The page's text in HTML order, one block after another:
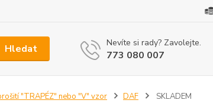
Hledat Nevíte si rady? Zavolejte.
773 080 007
"TRAPÉZ" nebo "V" vzor DAF SKLADEM